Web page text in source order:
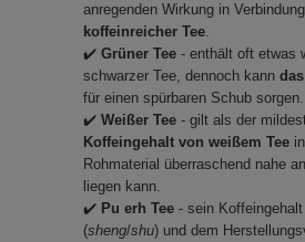
anregenden Wirkung in
koffeinreicher Tee.
✔️ Grüner Tee - enthält oft etwas
schwarzer Tee, dennoch kann
für einen spürbaren Schub sorgen.
✔️ Weißer Tee - gilt als der
Koffeingehalt von weißem Tee
Rohmaterial überraschend nahe
liegen kann.
✔️ Pu erh Tee - sein
(sheng/shu) und dem